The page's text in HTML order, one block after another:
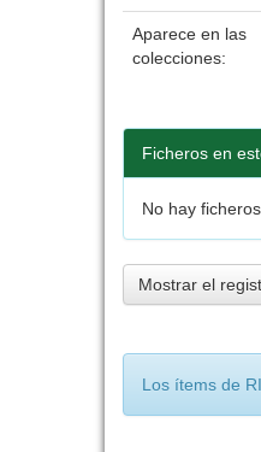
Aparece en las
colecciones:
Ficheros en
No hay
Mostrar el
Los ítems de